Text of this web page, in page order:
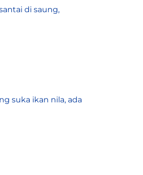
di saung,
suka ikan nila, ada